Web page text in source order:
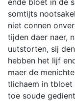
ende bloet in de
somtijts
niet connen
tijden daer naer,
uutstorten, sij
hebben het lijf
maer de
tlichaem in tbloet
toe soude